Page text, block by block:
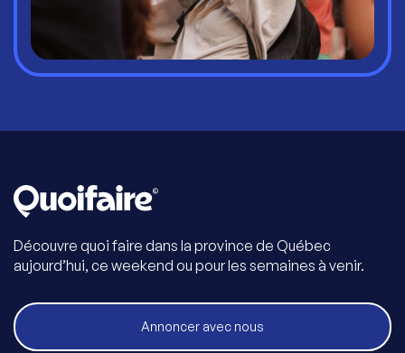
Découvre quoi faire dans la province de Québec
aujourd’hui, ce weekend ou pour les semaines à venir.
Annoncer avec nous